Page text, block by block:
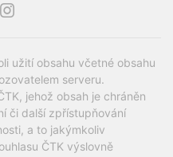
užití obsahu včetné obsahu
serveru.
jehož obsah je chráněn
či další zpřístupňování
a to jakýmkoliv
ČTK výslovně